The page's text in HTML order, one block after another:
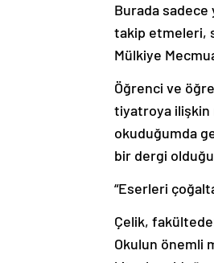
Burada
takip etmeleri,
Mülkiye
Öğrenci ve
tiyatroya ilişkin
okuduğumda
bir dergi
“Eserleri
Çelik,
Okulun önemli